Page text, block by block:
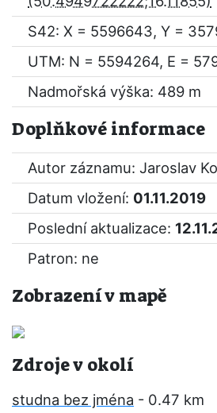
S42: X = 5596643, Y =
UTM: N = 5594264, E =
Nadmořská výška: 489 m
Doplňkové informace
Autor záznamu: Jaroslav
Datum vložení: 01.11.2019
Poslední aktualizace:
Patron: ne
Zobrazení v mapě
Zdroje v okolí
studna bez jména - 0.47 km